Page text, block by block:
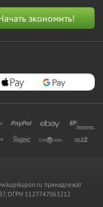
принадлежат
ОГРН 1127747063212